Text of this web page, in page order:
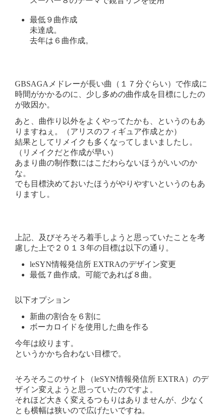
最低９曲作成
未達成。
去年は６曲作成。
GBSAGAメドレーが長い曲（１７分ぐらい）で作成に
時間がかかるのに、少し多めの曲作成を目標にしたの
が敗因か。
あと、曲作り以外をよくやってたかも、というのもあ
りますねぇ。（アリスのフィギュア作成とか）
結果としてリメイクも多くなってしまいましたし。
（リメイクだと作成が早い）
あまり曲の制作数にはこだわらないほうがいいのか
な。
でも目標決めておいたほうがやりやすいというのもあ
りますし。
上記、及びそろそろ着手しようと思っていたことを考
慮した上で２０１３年の目標は以下の通り。
leSYN情報発信所 EXTRAのデザイン変更
最低７曲作成。可能であれば８曲。
以下オプション
新曲の割合を６割に
ボーカロイドを使用した曲を作る
今年は絞ります。
というかかち合わない目標で。
そろそろこのサイト（leSYN情報発信所 EXTRA）のデ
ザイン変えようと思っていたのですよ。
それほど大きく変えるつもりはありませんが、少なく
とも横幅は狭いので広げたいですね。